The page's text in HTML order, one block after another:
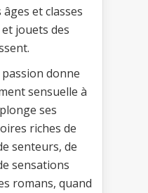
et classes
jouets des
donne
sensuelle à
ses
riches de
senteurs, de
sensations
romans, quand